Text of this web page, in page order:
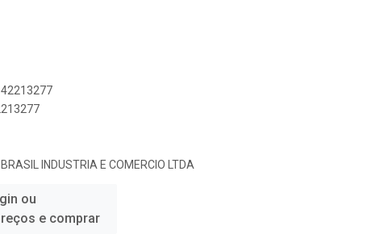
INDUSTRIA E COMERCIO LTDA
ou
e comprar